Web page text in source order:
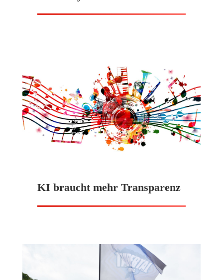
KI braucht mehr Transparenz